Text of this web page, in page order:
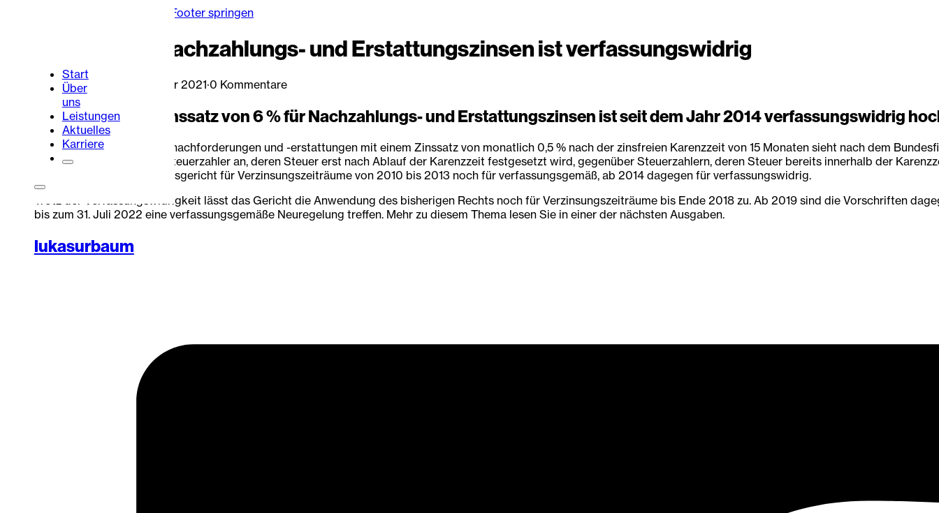
Zum Footer springen
Start
Über
uns
Leistungen
Aktuelles
Karriere
Zinssatz für Nachzahlungs- und Erstattungszinsen ist verfassungswidrig
Lukas Urbaum 9. Dezember 2021·0 Kommentare
Der gesetzliche Zinssatz von 6 % für Nachzahlungs- und Erstattungszinsen ist seit dem Jahr 2014 verfassungswidrig
Die Verzinsung von Steuernachforderungen und -erstattungen mit einem Zinssatz von monatlich 0,5 % nach der zinsfreien Karenzzeit von 15 Monaten sieht nach dem
Ungleichbehandlung der Steuerzahler an, deren Steuer erst nach Ablauf der Karenzzeit festgesetzt wird, gegenüber Steuerzahlern, deren Steuer bereits innerhalb der
hält das Bundesverfassungsgericht für Verzinsungszeiträume von 2010 bis 2013 noch für verfassungsgemäß, ab 2014 dagegen für verfassungswidrig.
Trotz der Verfassungswidrigkeit lässt das Gericht die Anwendung des bisherigen Rechts noch für Verzinsungszeiträume bis Ende 2018 zu. Ab 2019 sind die Vorschriften
bis zum 31. Juli 2022 eine verfassungsgemäße Neuregelung treffen. Mehr zu diesem Thema lesen Sie in einer der nächsten Ausgaben.
lukasurbaum